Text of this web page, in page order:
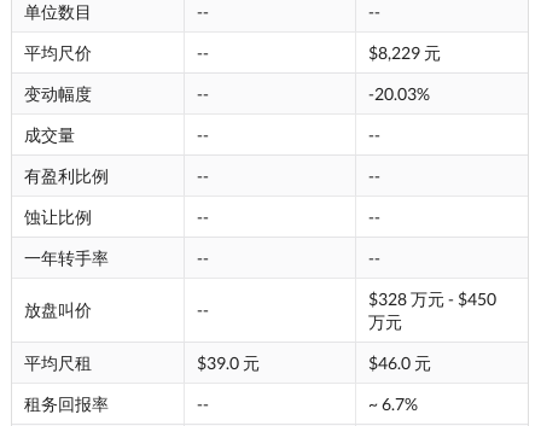
单位数目
--
--
平均尺价
--
$8,229 元
变动幅度
--
-20.03%
成交量
--
--
有盈利比例
--
--
蚀让比例
--
--
一年转手率
-- --
放盘叫价 --
$328 万元 - $450
万元
平均尺租
$39.0 元
$46.0 元
租务回报率
-- ~ 6.7%